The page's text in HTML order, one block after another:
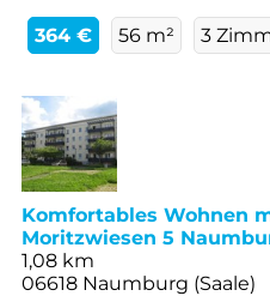
364 € 56 m² 3
Komfortables Wohnen
Moritzwiesen 5
1,08 km
06618 Naumburg (Saale)